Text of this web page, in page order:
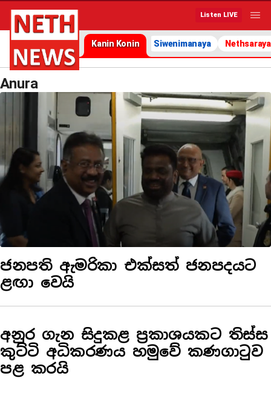
Listen LIVE
Kanin Konin Siwenimanaya Nethsaraya
Anura
ජනපති ඇමරිකා එක්සත් ජනපදයට
ළඟා වෙයි
අනුර ගැන සිදුකළ ප්‍රකාශයකට තිස්ස
කුට්ටි අධිකරණය හමුවේ කණගාටුව
පළ කරයි